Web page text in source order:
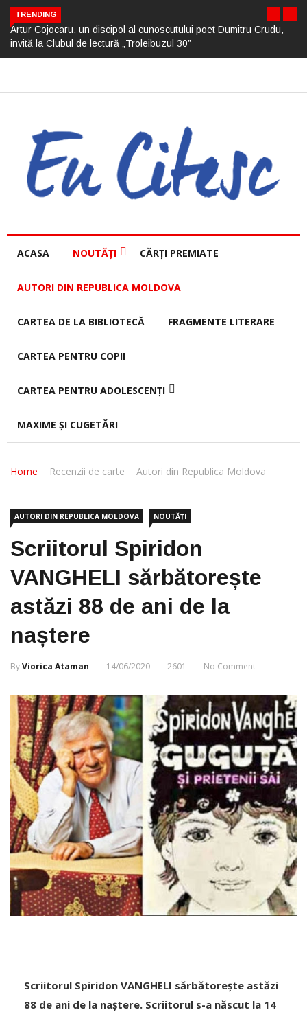
TRENDING
Artur Cojocaru, un discipol al cunoscutului poet Dumitru Crudu,
invită la Clubul de lectură „Troleibuzul 30”
ACASA NOUTĂȚI CĂRȚI PREMIATE
AUTORI DIN REPUBLICA MOLDOVA
CARTEA DE LA BIBLIOTECĂ FRAGMENTE LITERARE
CARTEA PENTRU COPII
CARTEA PENTRU ADOLESCENȚI
MAXIME ȘI CUGETĂRI
Home Recenzii de carte Autori din Republica Moldova
AUTORI DIN REPUBLICA MOLDOVA NOUTĂȚI
Scriitorul Spiridon
VANGHELI sărbătorește
astăzi 88 de ani de la
naștere
ByViorica Ataman 14/06/2020 2601 No Comment
Scriitorul Spiridon VANGHELI sărbătorește astăzi
88 de ani de la naștere. Scriitorul s-a născut la 14